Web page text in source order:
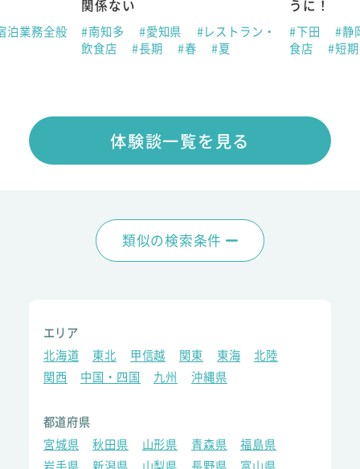
泊業務全般
関係ない
#南知多 #愛知県
#レストラン・
飲食店
#長期 #春 #夏
うに！
#下田
#静
食店
#短
体験談一覧を見る
類似の検索条件
エリア
北海道
東北 甲信越 関東 東海
北陸
関西
中国・四国 九州 沖縄県
都道府県
宮城県
秋田県 山形県 青森県
福島県
岩手県
新潟県 山梨県 長野県
富山県